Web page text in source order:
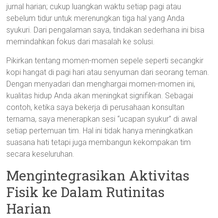
jurnal harian; cukup luangkan waktu setiap pagi atau
sebelum tidur untuk merenungkan tiga hal yang Anda
syukuri. Dari pengalaman saya, tindakan sederhana ini bisa
memindahkan fokus dari masalah ke solusi.
Pikirkan tentang momen-momen sepele seperti secangkir
kopi hangat di pagi hari atau senyuman dari seorang teman.
Dengan menyadari dan menghargai momen-momen ini,
kualitas hidup Anda akan meningkat signifikan. Sebagai
contoh, ketika saya bekerja di perusahaan konsultan
ternama, saya menerapkan sesi “ucapan syukur” di awal
setiap pertemuan tim. Hal ini tidak hanya meningkatkan
suasana hati tetapi juga membangun kekompakan tim
secara keseluruhan.
Mengintegrasikan Aktivitas
Fisik ke Dalam Rutinitas
Harian